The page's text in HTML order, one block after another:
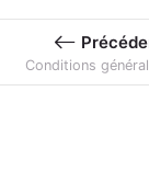
Conditions